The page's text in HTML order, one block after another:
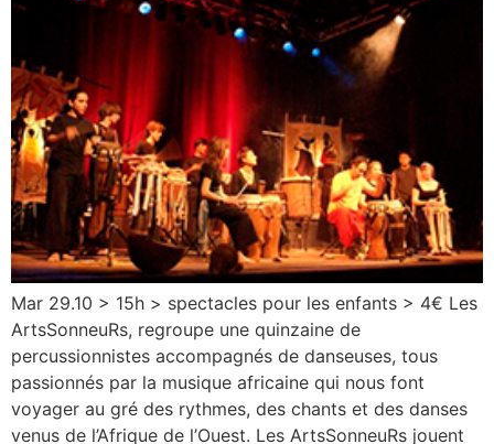
Mar 29.10 > 15h > spectacles pour les enfants > 4€ Les
ArtsSonneuRs, regroupe une quinzaine de
percussionnistes accompagnés de danseuses, tous
passionnés par la musique africaine qui nous font
voyager au gré des rythmes, des chants et des danses
venus de l’Afrique de l’Ouest. Les ArtsSonneuRs jouent